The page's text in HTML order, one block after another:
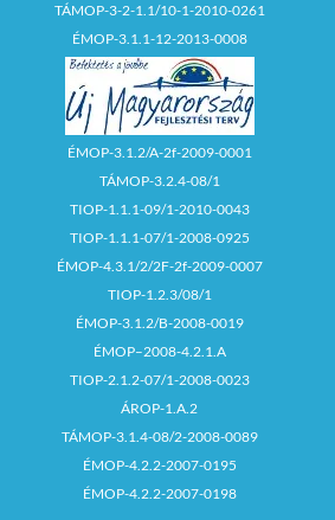
TÁMOP-3-2-1.1/10-1-2010-0261
ÉMOP-3.1.1-12-2013-0008
ÉMOP-3.1.2/A-2f-2009-0001
TÁMOP-3.2.4-08/1
TIOP-1.1.1-09/1-2010-0043
TIOP-1.1.1-07/1-2008-0925
ÉMOP-4.3.1/2/2F-2f-2009-0007
TIOP-1.2.3/08/1
ÉMOP-3.1.2/B-2008-0019
ÉMOP–2008-4.2.1.A
TIOP-2.1.2-07/1-2008-0023
ÁROP-1.A.2
TÁMOP-3.1.4-08/2-2008-0089
ÉMOP-4.2.2-2007-0195
ÉMOP-4.2.2-2007-0198